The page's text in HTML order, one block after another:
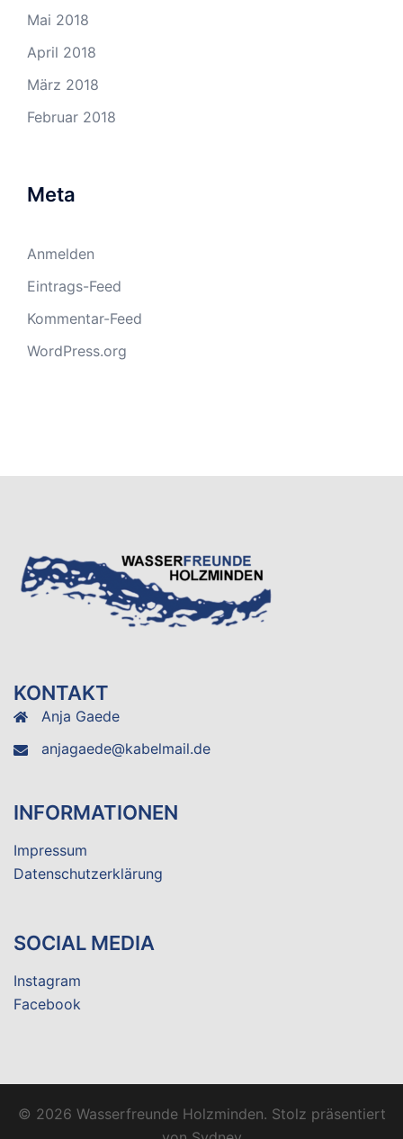
Mai 2018
April 2018
März 2018
Februar 2018
Meta
Anmelden
Eintrags-Feed
Kommentar-Feed
WordPress.org
KONTAKT
Anja Gaede
anjagaede@kabelmail.de
INFORMATIONEN
Impressum
Datenschutzerklärung
SOCIAL MEDIA
Instagram
Facebook
© 2026 Wasserfreunde Holzminden. Stolz präsentiert